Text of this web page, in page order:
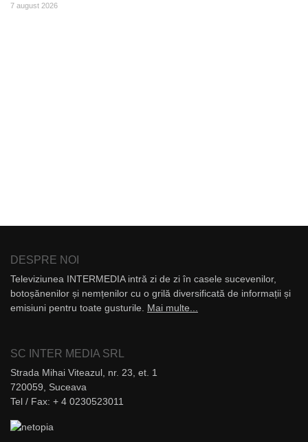
7 august 2026
DESPRE NOI
Televiziunea INTERMEDIA intră zi de zi în casele sucevenilor,
botoșănenilor și nemțenilor cu o grilă diversificată de informații și
emisiuni pentru toate gusturile. Mai multe...
SC INTER MEDIA SRL
Strada Mihai Viteazul, nr. 23, et. 1
720059, Suceava
Tel / Fax: + 4 0230523011